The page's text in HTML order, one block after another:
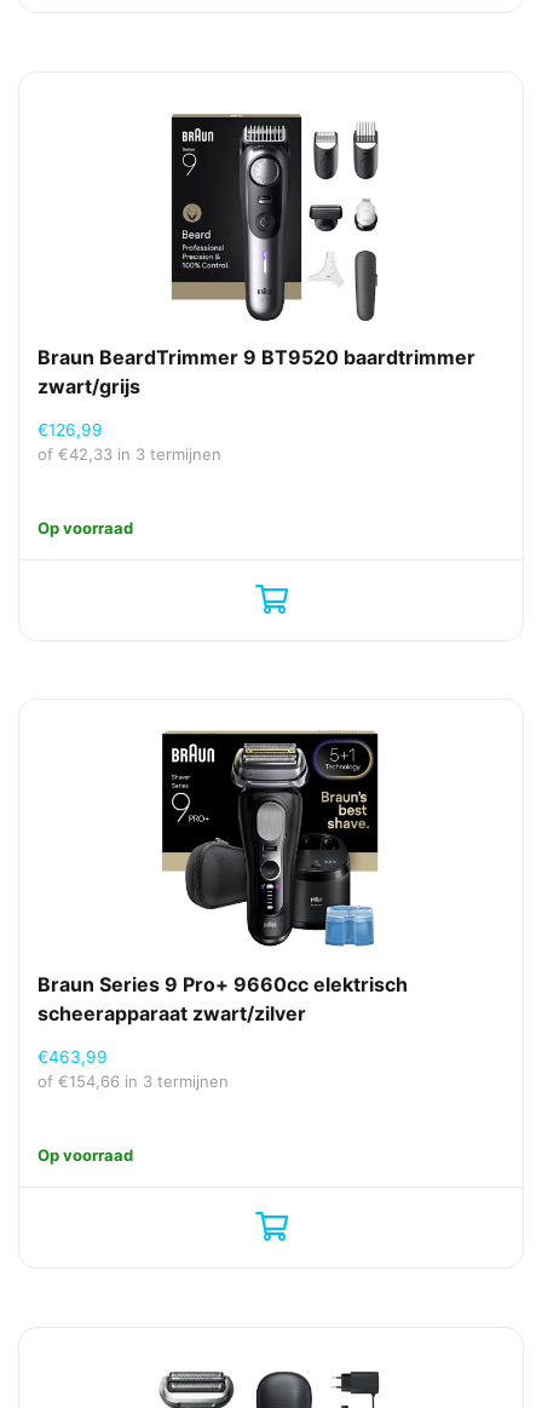
Braun BeardTrimmer 9 BT9520 baardtrimmer
zwart/grijs
€126,99
of €42,33 in 3 termijnen
Op voorraad
Braun Series 9 Pro+ 9660cc elektrisch
scheerapparaat zwart/zilver
€463,99
of €154,66 in 3 termijnen
Op voorraad